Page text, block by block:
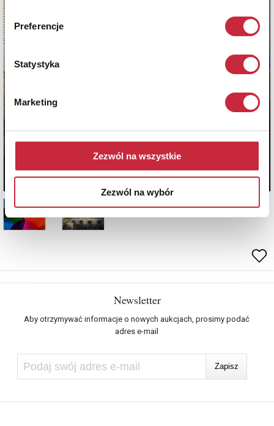
Preferencje
Statystyka
Marketing
Zezwól na wszystkie
Zezwól na wybór
Newsletter
Aby otrzymywać informacje o nowych aukcjach, prosimy podać
adres e-mail